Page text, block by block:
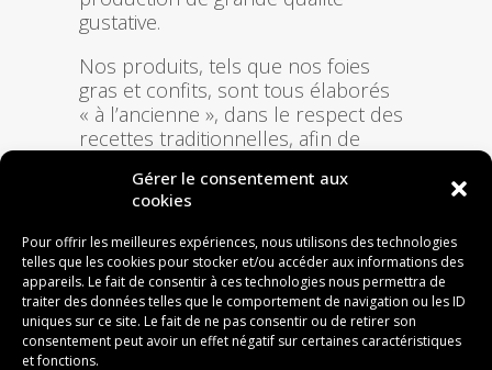
Gérer le consentement aux
cookies
Pour offrir les meilleures expériences, nous utilisons des technologies
telles que les cookies pour stocker et/ou accéder aux informations des
appareils. Le fait de consentir à ces technologies nous permettra de
traiter des données telles que le comportement de navigation ou les ID
uniques sur ce site. Le fait de ne pas consentir ou de retirer son
consentement peut avoir un effet négatif sur certaines caractéristiques
et fonctions.
gustative.
Nos produits, tels que nos foies
gras et confits, sont tous élaborés
« à l’ancienne », dans le respect des
recettes traditionnelles, afin de
saveur unique des produits faits
maison.
Sur la carte : magret, confit et foie
gras
–